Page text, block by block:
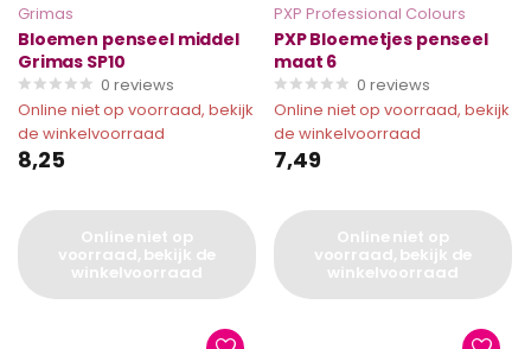
Grimas
Bloemen penseel middel
Grimas SP10
0 reviews
Online niet op voorraad, bekijk
de winkelvoorraad
8,25
Online niet op
voorraad, bekijk de
winkelvoorraad
PXP Professional Colours
PXP Bloemetjes penseel
maat 6
0 reviews
Online niet op voorraad, bekijk
de winkelvoorraad
7,49
Online niet op
voorraad, bekijk de
winkelvoorraad